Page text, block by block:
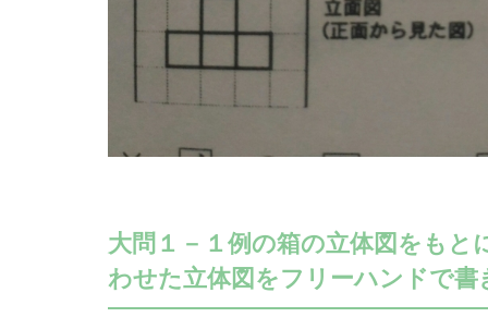
大問１－１例の箱の立体図をも
わせた立体図をフリーハンドで書